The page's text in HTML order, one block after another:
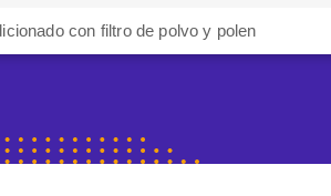
con filtro de polvo y polen